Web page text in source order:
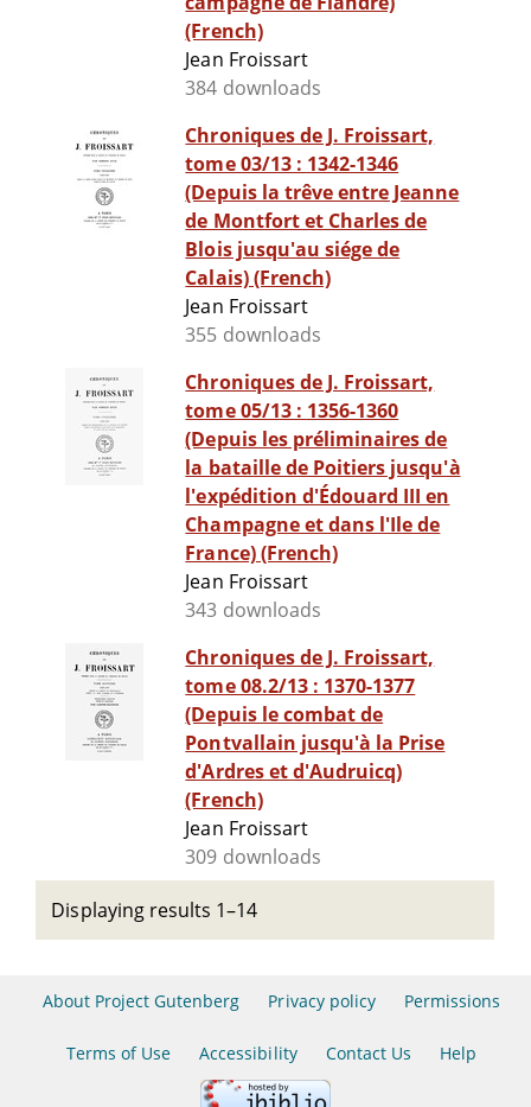
(French)
Jean Froissart
384 downloads
Chroniques de J. Froissart,
tome 03/13 : 1342-1346
(Depuis la trêve entre Jeanne
de Montfort et Charles de
Blois jusqu'au siége de
Calais) (French)
Jean Froissart
355 downloads
Chroniques de J. Froissart,
tome 05/13 : 1356-1360
(Depuis les préliminaires de
la bataille de Poitiers jusqu'à
l'expédition d'Édouard III en
Champagne et dans l'Ile de
France) (French)
Jean Froissart
343 downloads
Chroniques de J. Froissart,
tome 08.2/13 : 1370-1377
(Depuis le combat de
Pontvallain jusqu'à la Prise
d'Ardres et d'Audruicq)
(French)
Jean Froissart
309 downloads
Displaying results 1–14
About Project Gutenberg Privacy policy Permissions
Terms of Use Accessibility Contact Us Help